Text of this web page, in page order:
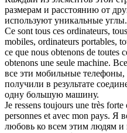
размерам и расстоянию от
используют уникальные углы.
Ce sont tous ces ordinateurs,
mobiles, ordinateurs portables,
ce que nous obtenons de toutes
obtenons une seule machine.
все эти мобильные
получили в результате
одну большую машину.
Je ressens toujours une très forte
personnes et avec mon pays. Я
любовь ко всем этим людям и